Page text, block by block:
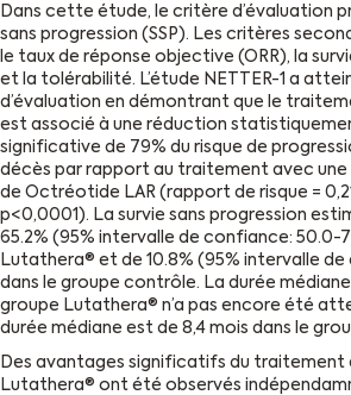
Dans cette étude, le critère d’évaluation
sans progression (SSP). Les critères
le taux de réponse objective (ORR), la
et la tolérabilité. L’étude NETTER-1 a
d’évaluation en démontrant que le
est associé à une réduction
significative de 79% du risque de
décès par rapport au traitement avec une
de Octréotide LAR (rapport de risque =
p<0,0001). La survie sans progression
65.2% (95% intervalle de confiance: 50.0-
Lutathera® et de 10.8% (95% intervalle
dans le groupe contrôle. La durée médiane
groupe Lutathera® n’a pas encore été
durée médiane est de 8,4 mois dans le
Des avantages significatifs du traitement
Lutathera® ont été observés